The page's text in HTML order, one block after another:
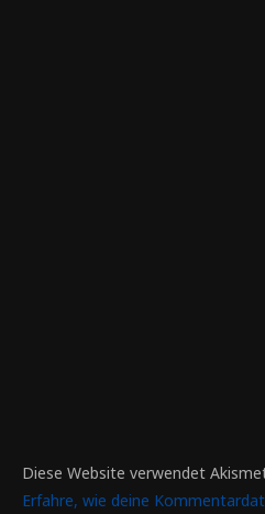
Diese Website verwendet
Erfahre, wie deine